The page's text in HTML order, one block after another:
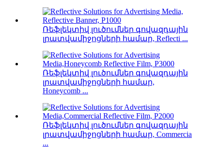
Ռեֆլեկտիվ լուծումներ գովազդային
լրատվամիջոցների համար, Reflecti ...
Ռեֆլեկտիվ լուծումներ գովազդային
լրատվամիջոցների համար,
Honeycomb ...
Ռեֆլեկտիվ լուծումներ գովազդային
լրատվամիջոցների համար, Commercia
...